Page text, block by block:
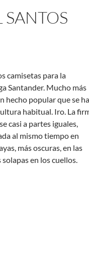
camisetas para la
Santander. Mucho más
hecho popular que se ha
habitual. Iro. La
casi a partes iguales,
al mismo tiempo en
más oscuras, en las
en los cuellos.